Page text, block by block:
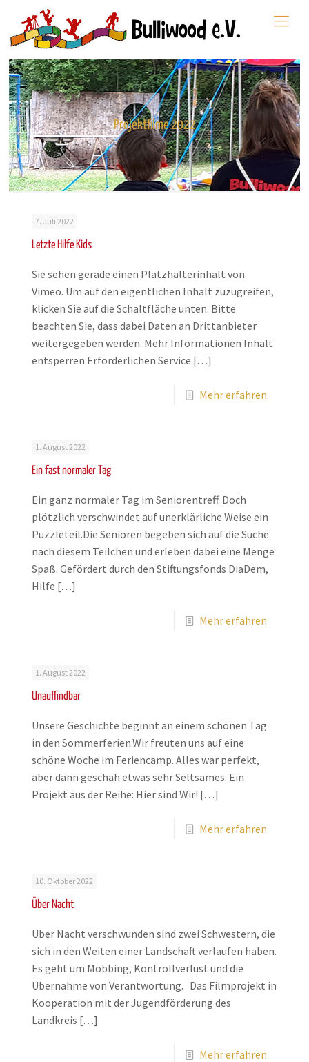
Projektfilme 2022
7. Juli 2022
Letzte Hilfe Kids
Sie sehen gerade einen Platzhalterinhalt von
Vimeo. Um auf den eigentlichen Inhalt zuzugreifen,
klicken Sie auf die Schaltfläche unten. Bitte
beachten Sie, dass dabei Daten an Drittanbieter
weitergegeben werden. Mehr Informationen Inhalt
entsperren Erforderlichen Service […]
Mehr erfahren
1. August 2022
Ein fast normaler Tag
Ein ganz normaler Tag im Seniorentreff. Doch
plötzlich verschwindet auf unerklärliche Weise ein
Puzzleteil.Die Senioren begeben sich auf die Suche
nach diesem Teilchen und erleben dabei eine Menge
Spaß. Gefördert durch den Stiftungsfonds DiaDem,
Hilfe […]
Mehr erfahren
1. August 2022
Unauffindbar
Unsere Geschichte beginnt an einem schönen Tag
in den Sommerferien.Wir freuten uns auf eine
schöne Woche im Feriencamp. Alles war perfekt,
aber dann geschah etwas sehr Seltsames. Ein
Projekt aus der Reihe: Hier sind Wir! […]
Mehr erfahren
10. Oktober 2022
Über Nacht
Über Nacht verschwunden sind zwei Schwestern, die
sich in den Weiten einer Landschaft verlaufen haben.
Es geht um Mobbing, Kontrollverlust und die
Übernahme von Verantwortung. Das Filmprojekt in
Kooperation mit der Jugendförderung des
Landkreis […]
Mehr erfahren